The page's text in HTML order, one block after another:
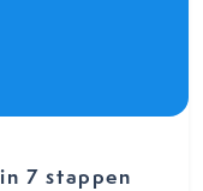
7 stappen